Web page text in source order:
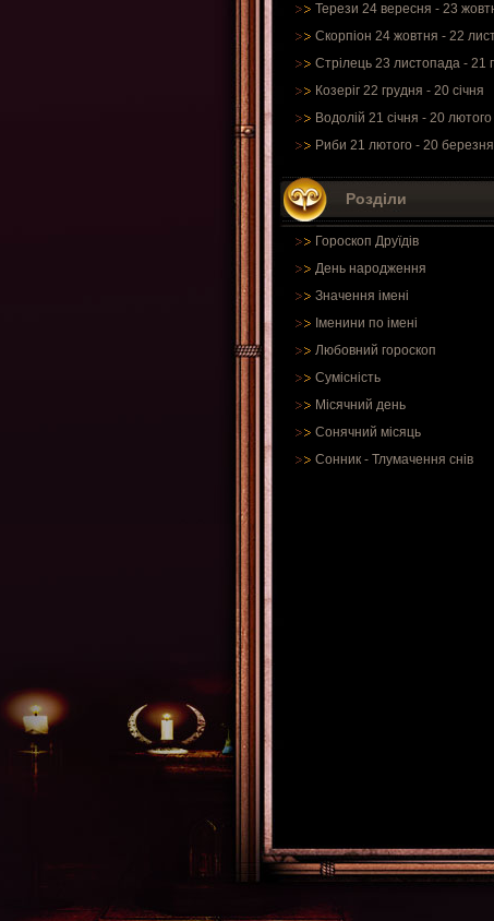
Терези 24 вересня - 23
Скорпіон 24 жовтня - 22
Стрілець 23 листопада - 21
Козеріг 22 грудня - 20 січня
Водолій 21 січня - 20 лютого
Риби 21 лютого - 20 березня
Розділи
Гороскоп Друїдів
День народження
Значення імені
Іменини по імені
Любовний гороскоп
Сумісність
Місячний день
Сонячний місяць
Сонник - Тлумачення снів